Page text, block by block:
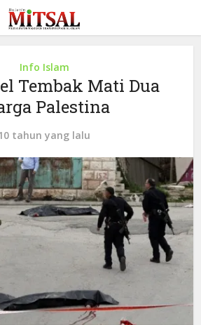
Info Islam
Tembak Mati Dua
Palestina
tahun yang lalu